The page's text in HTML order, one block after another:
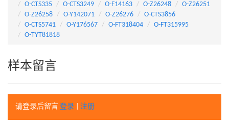
O-CTS335
O-CTS3249 O-F14163 O-Z26248
O-Z26251
O-Z26258
O-Y142071 O-Z26276
O-CTS3856
O-CTS5741
O-Y176567 O-FT318404
O-FT315995
O-TYT81818
样本留言
请登录后留言 登录 注册